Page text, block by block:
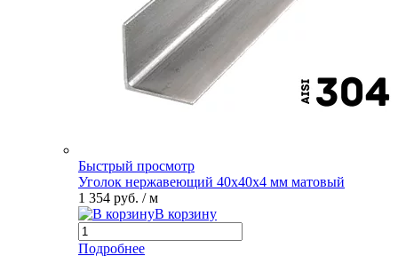
Быстрый просмотр
Уголок нержавеющий 40х40х4 мм матовый
1 354 руб. / м
В корзину
Подробнее